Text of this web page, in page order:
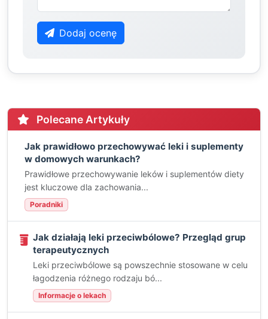
Dodaj ocenę
Polecane Artykuły
Jak prawidłowo przechowywać leki i suplementy
w domowych warunkach?
Prawidłowe przechowywanie leków i suplementów diety
jest kluczowe dla zachowania...
Poradniki
Jak działają leki przeciwbólowe? Przegląd grup
terapeutycznych
Leki przeciwbólowe są powszechnie stosowane w celu
łagodzenia różnego rodzaju bó...
Informacje o lekach